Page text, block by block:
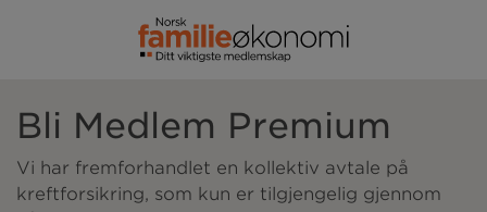
Bli Medlem Premium
Vi har fremforhandlet en kollektiv avtale på
kreftforsikring, som kun er tilgjengelig gjennom